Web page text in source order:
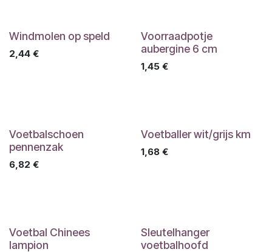
Windmolen op speld
2,44 €
Voorraadpotje
aubergine 6 cm
1,45€
Voetbalschoen
pennenzak
6,82 €
Voetballer wit/grijs km
1,68€
Voetbal Chinees
lampion
Sleutelhanger
voetbalhoofd